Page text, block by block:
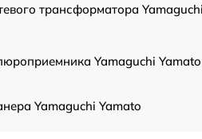
трансформатора Yamaguchi
Yamaguchi Yamato
Yamaguchi Yamato